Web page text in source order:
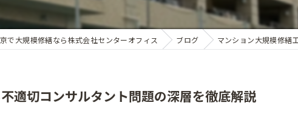
で大規模修繕なら株式会社センターオフィス ブログ マンション大規模修繕
適切コンサルタント問題の深層を徹底解説